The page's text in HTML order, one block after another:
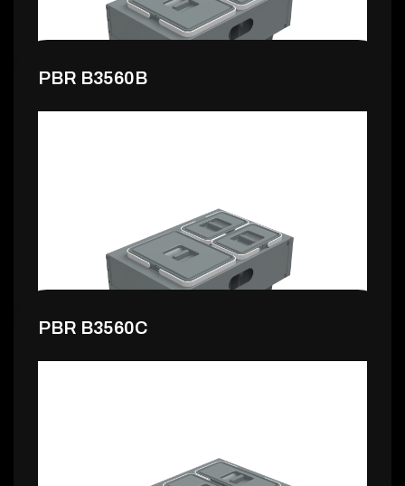
139,99 €
PBR B3560B
148,99 €
PBR B3560C